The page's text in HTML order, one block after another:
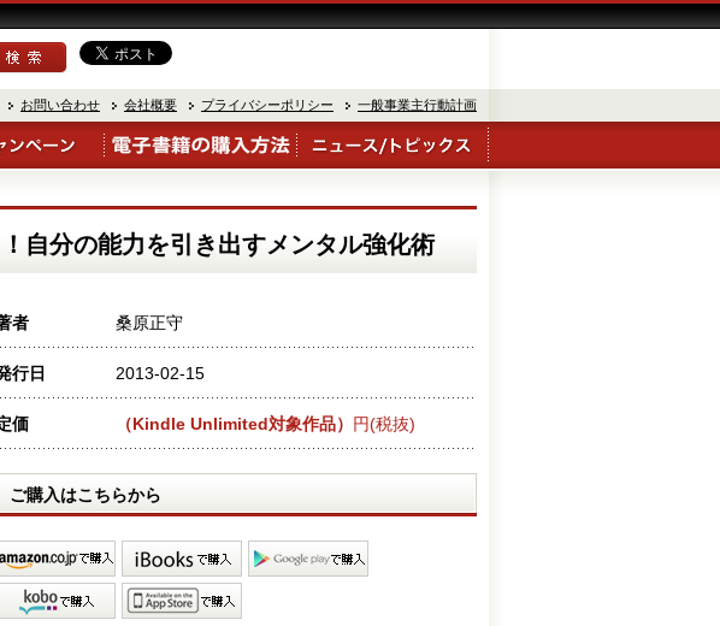
お問い合わせ 会社概要 プライバシーポリシー 一般事業主行動計画
自分の能力を引き出すメンタル強化術
者 桑原正守
行日 2013-02-15
価 （Kindle Unlimited対象作品） 円(税抜)
ご購入はこちらから